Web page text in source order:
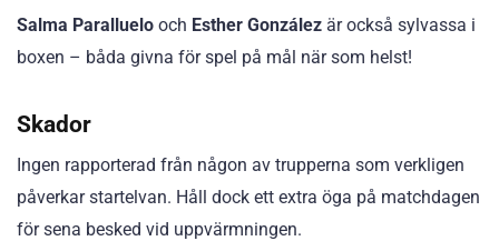
Salma Paralluelo och Esther González är också sylvassa i
boxen – båda givna för spel på mål när som helst!
Skador
Ingen rapporterad från någon av trupperna som verkligen
påverkar startelvan. Håll dock ett extra öga på matchdagen
för sena besked vid uppvärmningen.